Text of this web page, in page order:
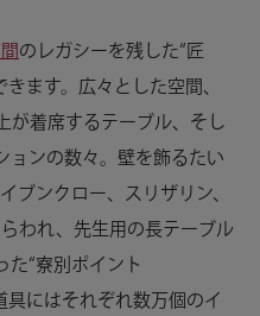
のレガシーを残した“匠
ます。広々とした空間、
が着席するテーブル、そし
ョンの数々。壁を飾るたい
ブンクロー、スリザリン、
われ、先生用の長テーブル
“寮別ポイント
にはそれぞれ数万個のイ